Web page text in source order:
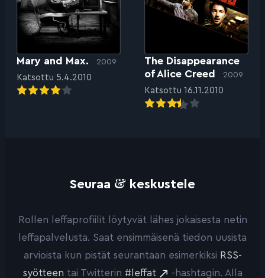
Mary and Max. 2009
Katsottu 5.4.2010
The Disappearance
of Alice Creed
2009
Katsottu 16.11.2010
Seuraa & keskustele
Rollen leffaprofiilit löytyvät lähes jokaisesta netin
leffapalvelusta. Saat ensimmäisenä tiedon uusista
arvioista kun pistät seurantaan esimerkiksi RSS-
syötteen tai Twitterin #leffat -hashtagin. Alla